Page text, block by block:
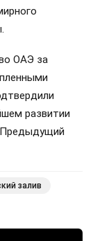
ОАЭ за
развитии
Предыдущий
залив